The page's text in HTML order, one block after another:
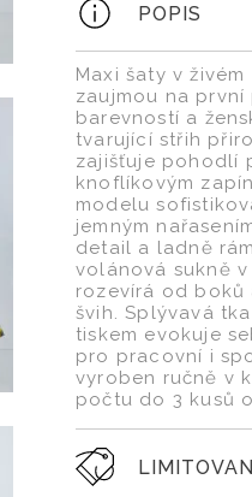
POPIS
Maxi šaty v
zaujmou na
barevností a
tvarující střih
zajišťuje pohodlí
knoflíkovým
modelu
jemným
detail a ladně
volánová sukně
rozevírá od
švih. Splývavá
tiskem evokuje
pro pracovní i
vyroben ručně v
počtu do 3 kusů